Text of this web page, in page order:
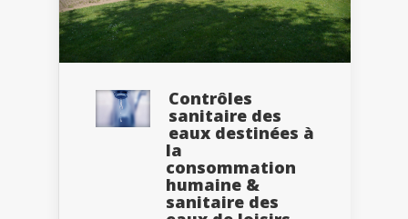
Contrôles
sanitaire des
eaux destinées à
la
consommation
humaine &
sanitaire des